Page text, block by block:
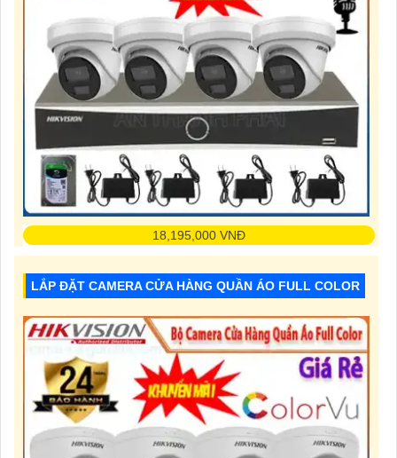
18,195,000 VNĐ
Độ Phân Giải: 8.0 MP
Chức Năng:Thu Âm
Xem Ban Đêm:Hồng Ngoại 30m
LẮP ĐẶT CAMERA CỬA HÀNG QUẦN ÁO FULL COLOR